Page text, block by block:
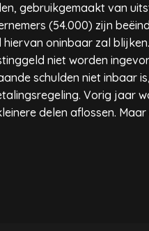
gebruikgemaakt van
(54.000) zijn
oninbaar zal
niet worden
schulden niet inbaar
Vorig jaar
delen aflossen.